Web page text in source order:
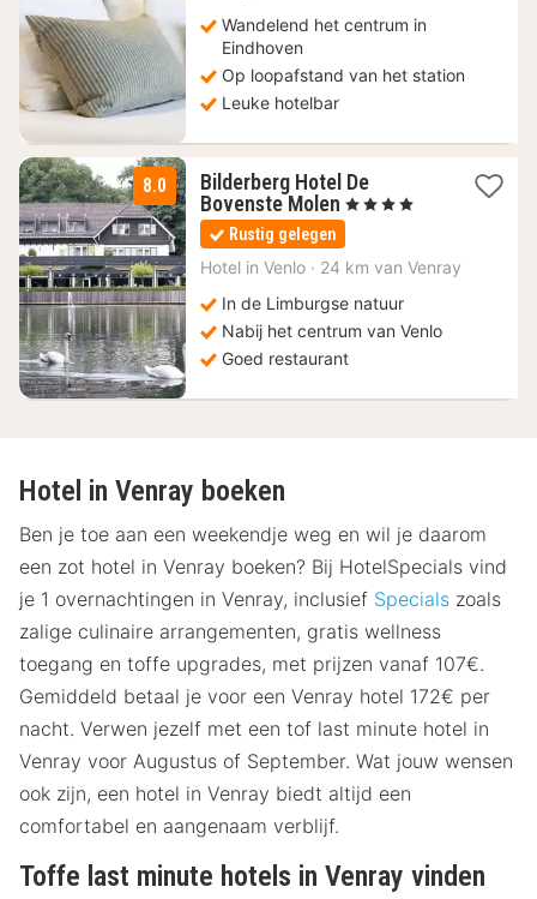
€
Wandelend het centrum in
Eindhoven
Op loopafstand van het station
Leuke hotelbar
8.0
Bilderberg Hotel De
Bovenste Molen 1
nacht
vanaf
82,90
, 4 Sterren
Rustig gelegen
Hotel in Venlo · 24 km van Venray
In de Limburgse natuur
Nabij het centrum van Venlo
Goed restaurant
Hotel in Venray boeken
Ben je toe aan een weekendje weg en wil je daarom
een zot hotel in Venray boeken? Bij HotelSpecials vind
je 1 overnachtingen in Venray, inclusief Specials zoals
zalige culinaire arrangementen, gratis wellness
toegang en toffe upgrades, met prijzen vanaf 107€.
Gemiddeld betaal je voor een Venray hotel 172€ per
nacht. Verwen jezelf met een tof last minute hotel in
Venray voor Augustus of September. Wat jouw wensen
ook zijn, een hotel in Venray biedt altijd een
comfortabel en aangenaam verblijf.
Toffe last minute hotels in Venray vinden